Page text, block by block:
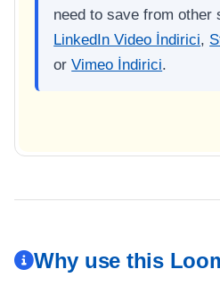
need to save from other
LinkedIn Video İndirici,
orVimeo İndirici.
Why use this